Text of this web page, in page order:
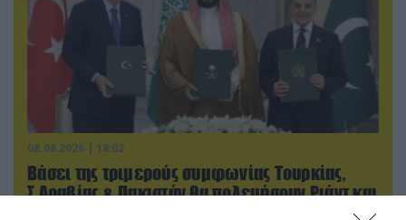
08.08.2026 | 18:02
Βάσει της τριμερούς συμφωνίας Τουρκίας,
Σ.Αραβίας & Πακιστάν θα πολεμήσουν Ριάντ και